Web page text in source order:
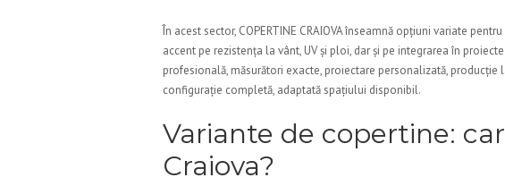
În acest sector, COPERTINE CRAIOVA înseamnă opțiuni variate
accent pe rezistența la vânt, UV și ploi, dar și pe integrarea în
profesională, măsurători exacte, proiectare personalizată,
configurație completă, adaptată spațiului disponibil.
Variante de copertine:
Craiova?